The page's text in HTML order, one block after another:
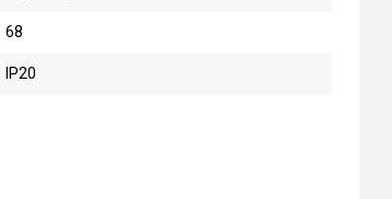
68
IP20